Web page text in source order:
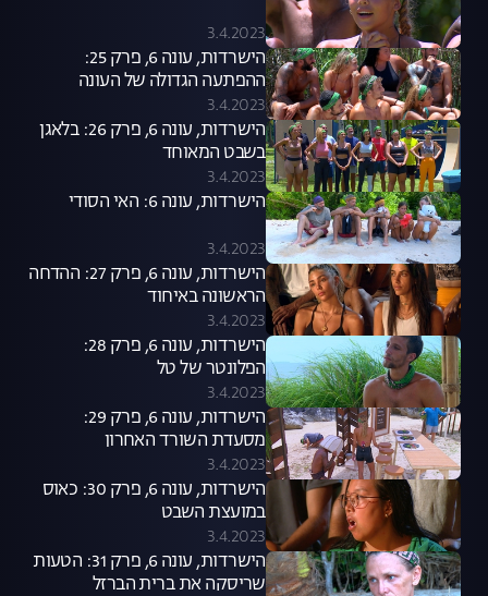
3.4.2023
הישרדות, עונה 6, פרק 25:
ההפתעה הגדולה של העונה
3.4.2023
הישרדות, עונה 6, פרק 26: בלאגן
בשבט המאוחד
3.4.2023
הישרדות, עונה 6: האי הסודי
3.4.2023
הישרדות, עונה 6, פרק 27: ההדחה
הראשונה באיחוד
3.4.2023
הישרדות, עונה 6, פרק 28:
הפלונטר של טל
3.4.2023
הישרדות, עונה 6, פרק 29:
מסעדת השורד האחרון
3.4.2023
הישרדות, עונה 6, פרק 30: כאוס
במועצת השבט
3.4.2023
הישרדות, עונה 6, פרק 31: הטעות
שריסקה את ברית הברזל